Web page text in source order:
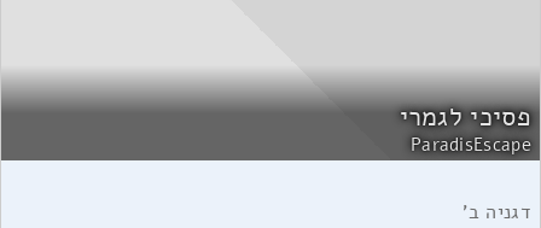
פסיכי לגמרי
ParadisEscape
דגניה ב'